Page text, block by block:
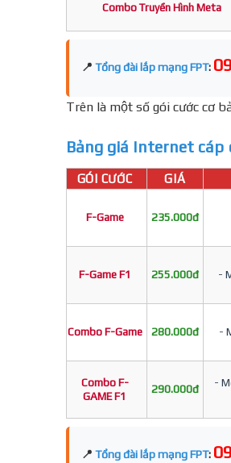
Combo Truyền Hình Meta
📍 Tổng đài lắp mạng FPT:
Trên là một số gói cước cơ
Bảng giá Internet cáp
GÓI CƯỚC GIÁ
F-Game 235.000đ
F-Game F1 255.000đ -
Combo F-Game 280.000đ -
Combo F-
GAME F1
290.000đ
-
📍 Tổng đài lắp mạng FPT: